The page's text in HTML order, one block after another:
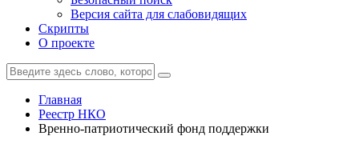
Версия сайта для слабовидящих
Скрипты
О проекте
Главная
Реестр НКО
Вренно-патриотический фонд поддержки